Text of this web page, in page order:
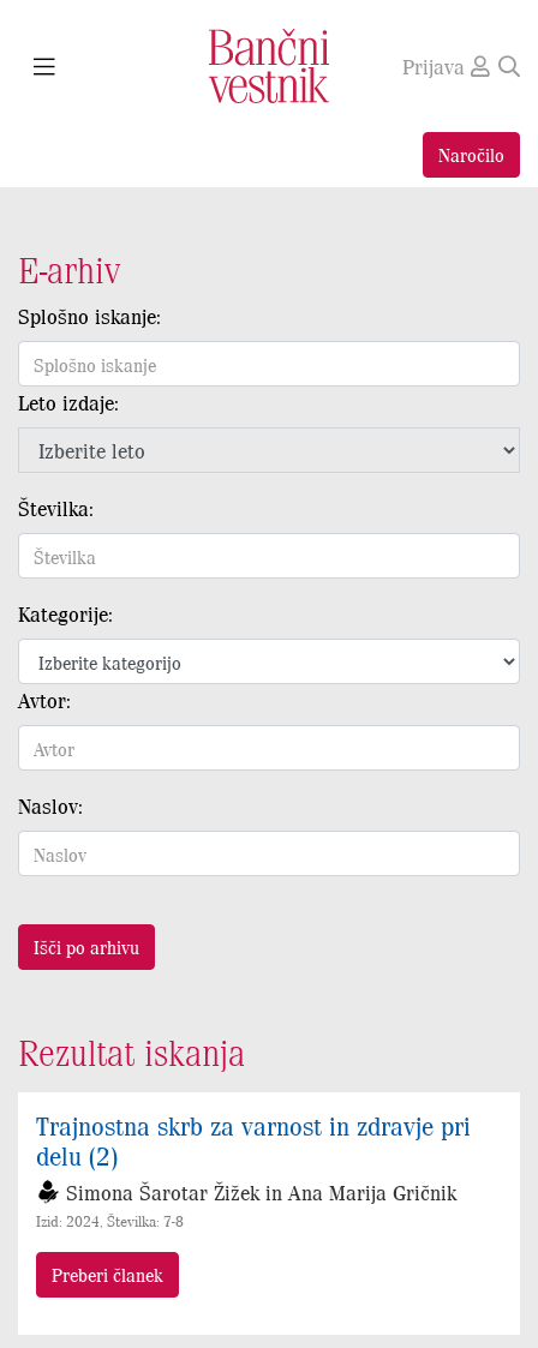
Prijava
Naročilo
E-arhiv
Splošno iskanje:
Leto izdaje:
Številka:
Kategorije:
Avtor:
Naslov:
Išči po arhivu
Rezultat iskanja
Trajnostna skrb za varnost in zdravje pri
delu (2)
Simona Šarotar Žižek in Ana Marija Gričnik
Izid: 2024, Številka: 7-8
Preberi članek